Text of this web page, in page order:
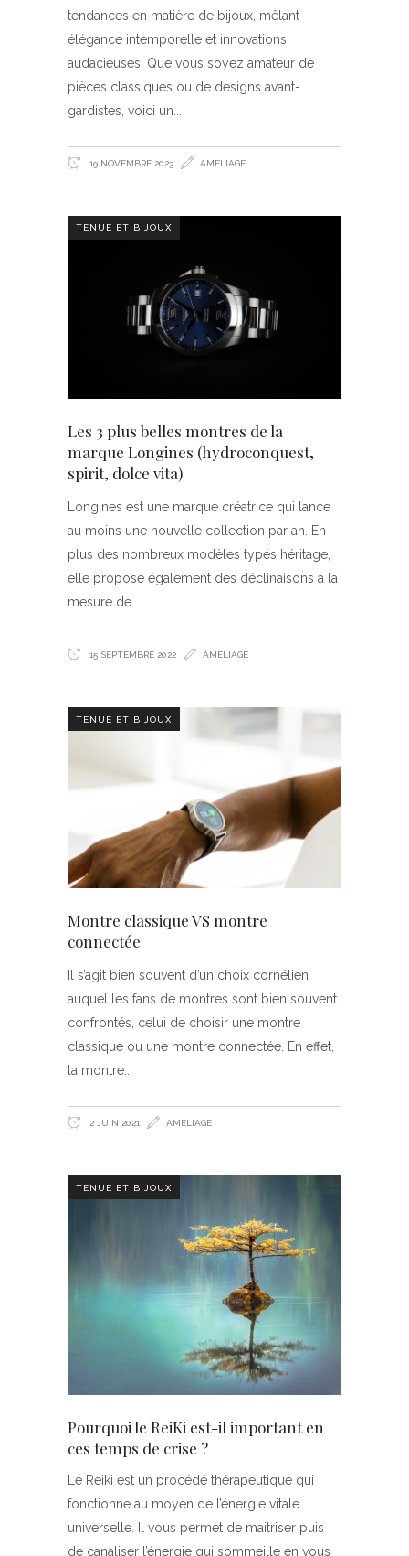
tendances en matière de bijoux, mêlant
élégance intemporelle et innovations
audacieuses. Que vous soyez amateur de
pièces classiques ou de designs avant-
gardistes, voici un
19 NOVEMBRE 2023 AMELIAGE
TENUE ET BIJOUX
Les 3 plus belles montres de la
marque Longines (hydroconquest,
spirit, dolce vita)
Longines est une marque créatrice qui lance
au moins une nouvelle collection par an. En
plus des nombreux modèles typés héritage,
elle propose également des déclinaisons à la
mesure de
15 SEPTEMBRE 2022 AMELIAGE
TENUE ET BIJOUX
Montre classique VS montre
connectée
Il s’agit bien souvent d’un choix cornélien
auquel les fans de montres sont bien souvent
confrontés, celui de choisir une montre
classique ou une montre connectée. En effet,
la montre
2 JUIN 2021 AMELIAGE
TENUE ET BIJOUX
Pourquoi le ReiKi est-il important en
ces temps de crise ?
Le Reiki est un procédé thérapeutique qui
fonctionne au moyen de l’énergie vitale
universelle. Il vous permet de maitriser puis
de canaliser l’énergie qui sommeille en vous